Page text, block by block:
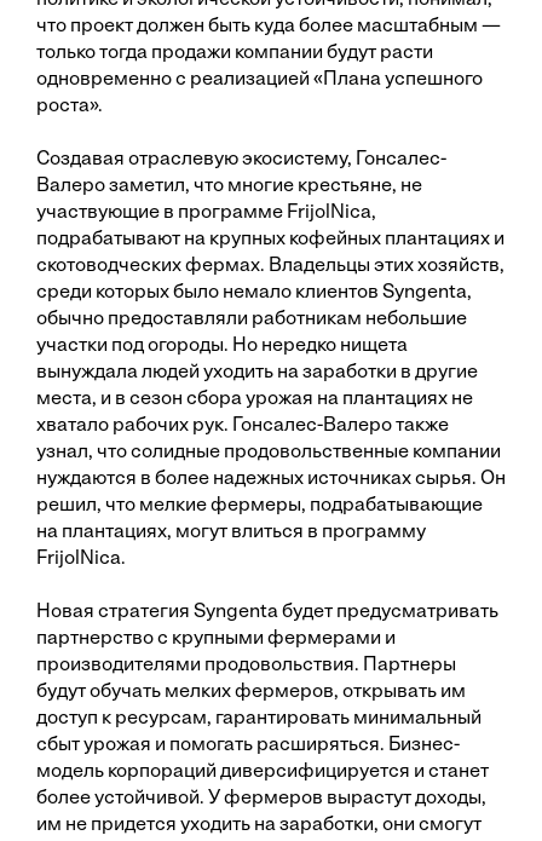
что проект должен быть куда более масштабным —
только тогда продажи компании будут расти
одновременно с реализацией «Плана успешного
роста».
Создавая отраслевую экосистему, Гонсалес-
Валеро заметил, что многие крестьяне, не
участвующие в программе FrijolNica,
подрабатывают на крупных кофейных плантациях и
скотоводческих фермах. Владельцы этих хозяйств,
среди которых было немало клиентов Syngenta,
обычно предоставляли работникам небольшие
участки под огороды. Но нередко нищета
вынуждала людей уходить на заработки в другие
места, и в сезон сбора урожая на плантациях не
хватало рабочих рук. Гонсалес-Валеро также
узнал, что солидные продовольственные компании
нуждаются в более надежных источниках сырья. Он
решил, что мелкие фермеры, подрабатывающие
на плантациях, могут влиться в программу
FrijolNica.
Новая стратегия Syngenta будет преду­сматривать
партнерство с крупными фермерами и
производителями продовольствия. Партнеры
будут обучать мелких фермеров, открывать им
доступ к ресурсам, гарантировать минимальный
сбыт урожая и помогать расширяться. Бизнес-
модель корпораций диверсифицируется и станет
более устойчивой. У фермеров вырастут доходы,
им не придется уходить на заработки, они смогут